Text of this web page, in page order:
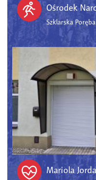
Szklarska Poręba